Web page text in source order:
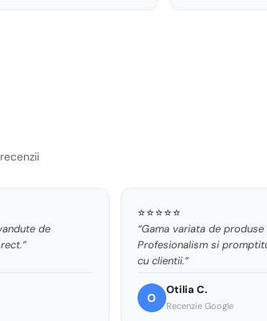
de
⭐⭐⭐⭐⭐
“Gama variata de
Profesionalism si
cu clientii.”
O
Otilia C.
Recenzie Google